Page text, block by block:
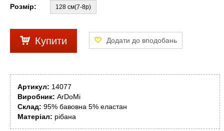
Розмір: 128 см(7-8р)
Купити
Артикул: 14077
Виробник: ArDoMi
Склад: 95% бавовна 5% еластан
Матеріал: рібана